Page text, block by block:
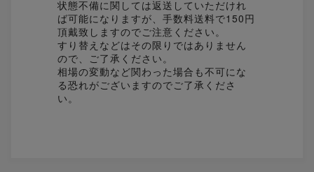
状態不備に関しては返送していただけれ
ば可能になりますが、手数料送料で150円
頂戴致しますのでご注意ください。
すり替えなどはその限りではありません
ので、ご了承ください。
相場の変動など関わった場合も不可にな
る恐れがございますのでご了承くださ
い。